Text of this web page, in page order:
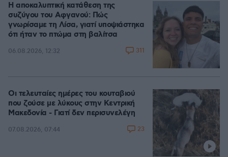
Η αποκαλυπτική κατάθεση της
συζύγου του Αφγανού: Πώς
γνωρίσαμε τη Λίσα, γιατί υποψιάστηκα
ότι ήταν το πτώμα στη βαλίτσα
06.08.2026, 12:32 311
Οι τελευταίες ημέρες του κουταβιού
που ζούσε με λύκους στην Κεντρική
Μακεδονία - Γιατί δεν περισυνελέγη
07.08.2026, 07:44 23